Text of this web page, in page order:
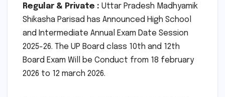
Regular & Private : Uttar Pradesh Madhyamik
Shikasha Parisad has Announced High School
and Intermediate Annual Exam Date Session
2025-26. The UP Board class 10th and 12th
Board Exam Will be Conduct from 18 february
2026 to 12 march 2026.